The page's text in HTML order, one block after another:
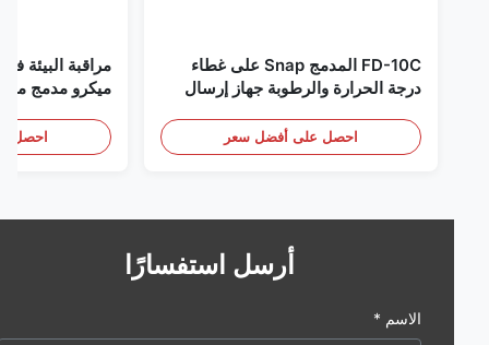
FD-10C المدمج Snap على غطاء
درجة الحرارة والرطوبة جهاز إرسال
احصل على أفضل سعر
مراقبة البيئة في
ميكرو مدمج من
الكشف عن الأبخرة
احصل على
أرسل استفسارًا
الاسم *